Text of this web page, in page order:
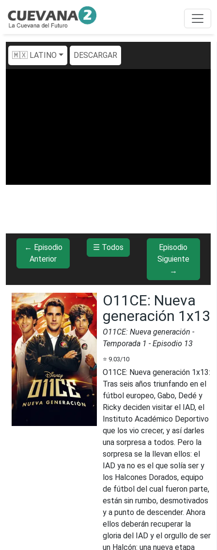
🇲🇽 LATINO DESCARGAR
← Episodio
Anterior
☰ Todos
Episodio
Siguiente
→
O11CE: Nueva
generación 1x13
O11CE: Nueva generación -
Temporada 1 - Episodio 13
⭐ 9.03/10
O11CE: Nueva generación 1x13:
Tras seis años triunfando en el
fútbol europeo, Gabo, Dedé y
Ricky deciden visitar el IAD, el
Instituto Académico Deportivo
que los vio crecer, y así darles
una sorpresa a todos. Pero la
sorpresa se la llevan ellos: el
IAD ya no es el que solía ser y
los Halcones Dorados, equipo
de fútbol del cual fueron parte,
están sin rumbo, desmotivados
y a punto de descender. Ahora
ellos deberán recuperar la
gloria del IAD y el orgullo de ser
un Halcón: una nueva etapa